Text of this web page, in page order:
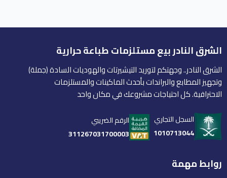
الشرق النادر بيع مستلزمات طباعة حرارية
الشرق النادر.. وجهتكم لتوريد التيشيرتات والهوديات السادة (جملة)
وتجهيز المطابع والبراندات بأحدث الماكينات والمستلزمات
الاحترافية. كل احتياجات مشروعك في مكان واحد
السجل التجاري
1010713044
الرقم الضريبي
311267031700003
روابط مهمة